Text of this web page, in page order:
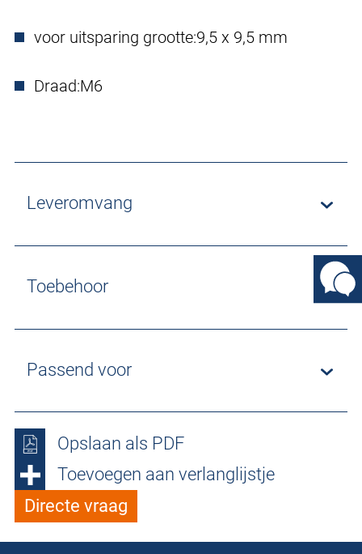
voor uitsparing grootte:9,5 x 9,5 mm
Draad:M6
Leveromvang
Toebehoor
Passend voor
Opslaan als PDF
Toevoegen aan verlanglijstje
Directe vraag